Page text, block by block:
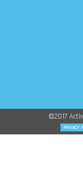
©2017
PRIVACY